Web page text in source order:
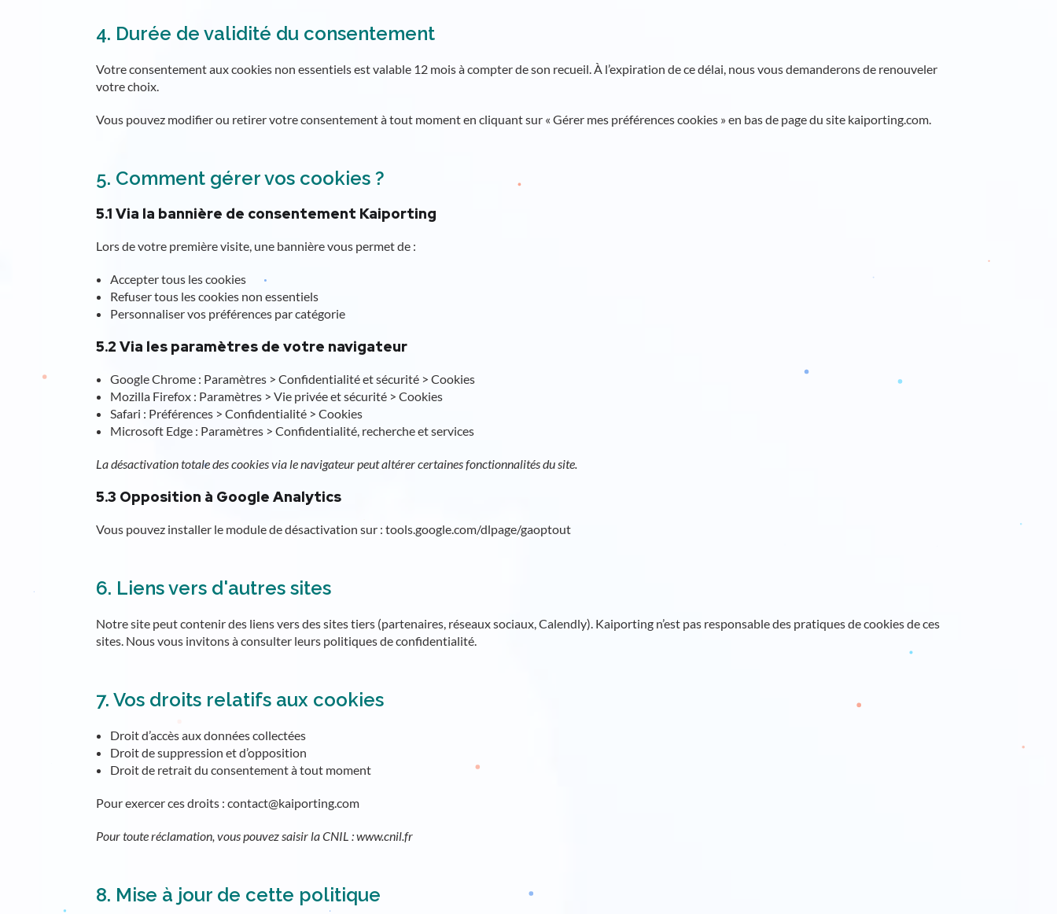
4. Durée de validité du consentement
Votre consentement aux cookies non essentiels est valable 12 mois à compter de son recueil. À l’expiration de ce délai, nous vous demanderons de renouveler
votre choix.
Vous pouvez modifier ou retirer votre consentement à tout moment en cliquant sur « Gérer mes préférences cookies » en bas de page du site kaiporting.com.
5. Comment gérer vos cookies ?
5.1 Via la bannière de consentement Kaiporting
Lors de votre première visite, une bannière vous permet de :
Accepter tous les cookies
Refuser tous les cookies non essentiels
Personnaliser vos préférences par catégorie
5.2 Via les paramètres de votre navigateur
Google Chrome : Paramètres > Confidentialité et sécurité > Cookies
Mozilla Firefox : Paramètres > Vie privée et sécurité > Cookies
Safari : Préférences > Confidentialité > Cookies
Microsoft Edge : Paramètres > Confidentialité, recherche et services
La désactivation totale des cookies via le navigateur peut altérer certaines fonctionnalités du site.
5.3 Opposition à Google Analytics
Vous pouvez installer le module de désactivation sur : tools.google.com/dlpage/gaoptout
6. Liens vers d'autres sites
Notre site peut contenir des liens vers des sites tiers (partenaires, réseaux sociaux, Calendly). Kaiporting n’est pas responsable des pratiques de cookies de ces
sites. Nous vous invitons à consulter leurs politiques de confidentialité.
7. Vos droits relatifs aux cookies
Droit d’accès aux données collectées
Droit de suppression et d’opposition
Droit de retrait du consentement à tout moment
Pour exercer ces droits : contact@kaiporting.com
Pour toute réclamation, vous pouvez saisir la CNIL : www.cnil.fr
8. Mise à jour de cette politique